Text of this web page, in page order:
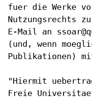
fuer die Werke
Nutzungsrechts
E-Mail an
(und, wenn
Publikationen)
"Hiermit
Freie